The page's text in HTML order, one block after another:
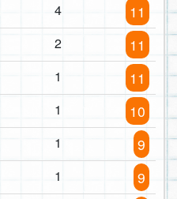
4 11
2 11
1 11
1 10
1 9
1 9